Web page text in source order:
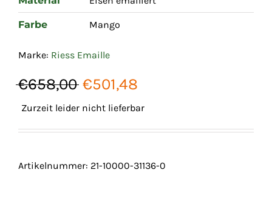
Farbe Mango
Marke: Riess Emaille
€658,00
Ursprünglicher
war:
€658,00
€501,48
ist:
€501,48.
Zurzeit leider nicht lieferbar
Artikelnummer: 21-10000-31136-0